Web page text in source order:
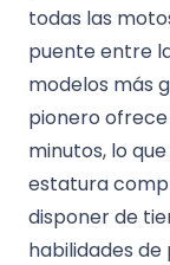
todas las
puente entre
modelos más
pionero
minutos, lo
estatura
disponer de
habilidades